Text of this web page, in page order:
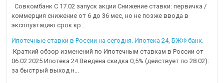
Совкомбанк С 17.02 запуск акции Снижение ставки: первичка /
коммерция снижение от 6 до 36 мес, но не позже ввода в
эксплуатацию срок кр...
Ипотечные ставки в России на сегодня. Ипотека 24, БЖФ банк.
Краткий обзор изменений по Ипотечным ставкам в России от
06.02.2025 Ипотека 24 Введена скидка 0,5% (действует по 28.02):
за быстрый выход н...